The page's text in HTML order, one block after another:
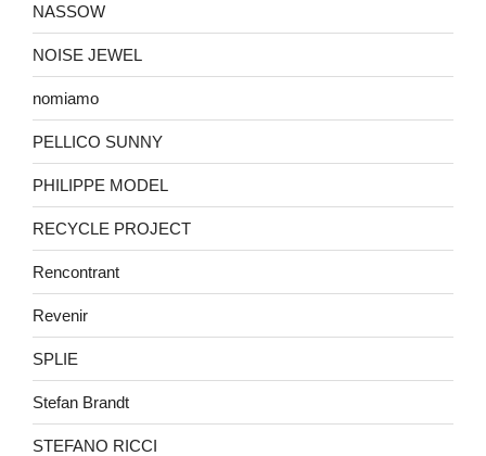
NASSOW
NOISE JEWEL
nomiamo
PELLICO SUNNY
PHILIPPE MODEL
RECYCLE PROJECT
Rencontrant
Revenir
SPLIE
Stefan Brandt
STEFANO RICCI